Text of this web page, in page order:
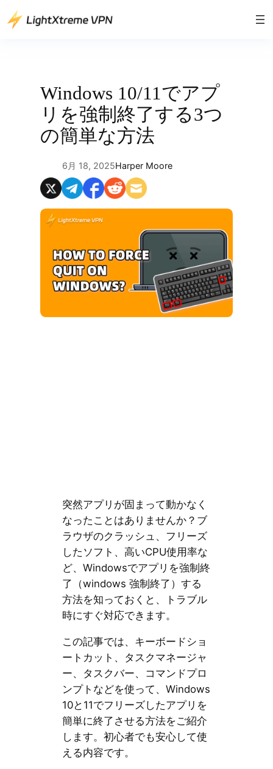
容
Windows 10/11でアプ
リを強制終了する3つ
の簡単な方法
6月 18, 2025Harper Moore
突然アプリが固まって動かなく
なったことはありませんか？ブ
ラウザのクラッシュ、フリーズ
したソフト、高いCPU使用率な
ど、Windowsでアプリを強制終
了（windows 強制終了）する
方法を知っておくと、トラブル
時にすぐ対応できます。
この記事では、キーボードショ
ートカット、タスクマネージャ
ー、タスクバー、コマンドプロ
ンプトなどを使って、Windows
10と11でフリーズしたアプリを
簡単に終了させる方法をご紹介
します。初心者でも安心して使
える内容です。